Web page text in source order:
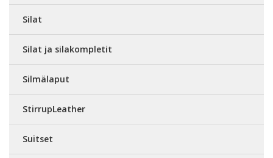
Silat
Silat ja silakompletit
Silmälaput
StirrupLeather
Suitset